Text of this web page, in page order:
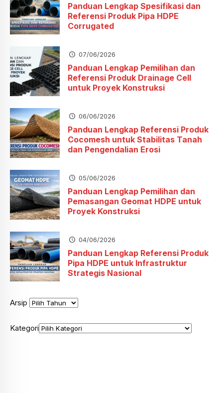
Panduan Lengkap Spesifikasi dan
Referensi Produk Pipa HDPE
Corrugated
07/06/2026
Panduan Lengkap Pemilihan dan
Referensi Produk Drainage Cell
untuk Proyek Konstruksi
06/06/2026
Panduan Lengkap Referensi Produk
Cocomesh untuk Stabilitas Tanah
dan Pengendalian Erosi
05/06/2026
Panduan Lengkap Pemilihan dan
Pemasangan Geomat HDPE untuk
Proyek Konstruksi
04/06/2026
Panduan Lengkap Referensi Produk
Pipa HDPE untuk Infrastruktur
Strategis Nasional
Arsip
Kategori